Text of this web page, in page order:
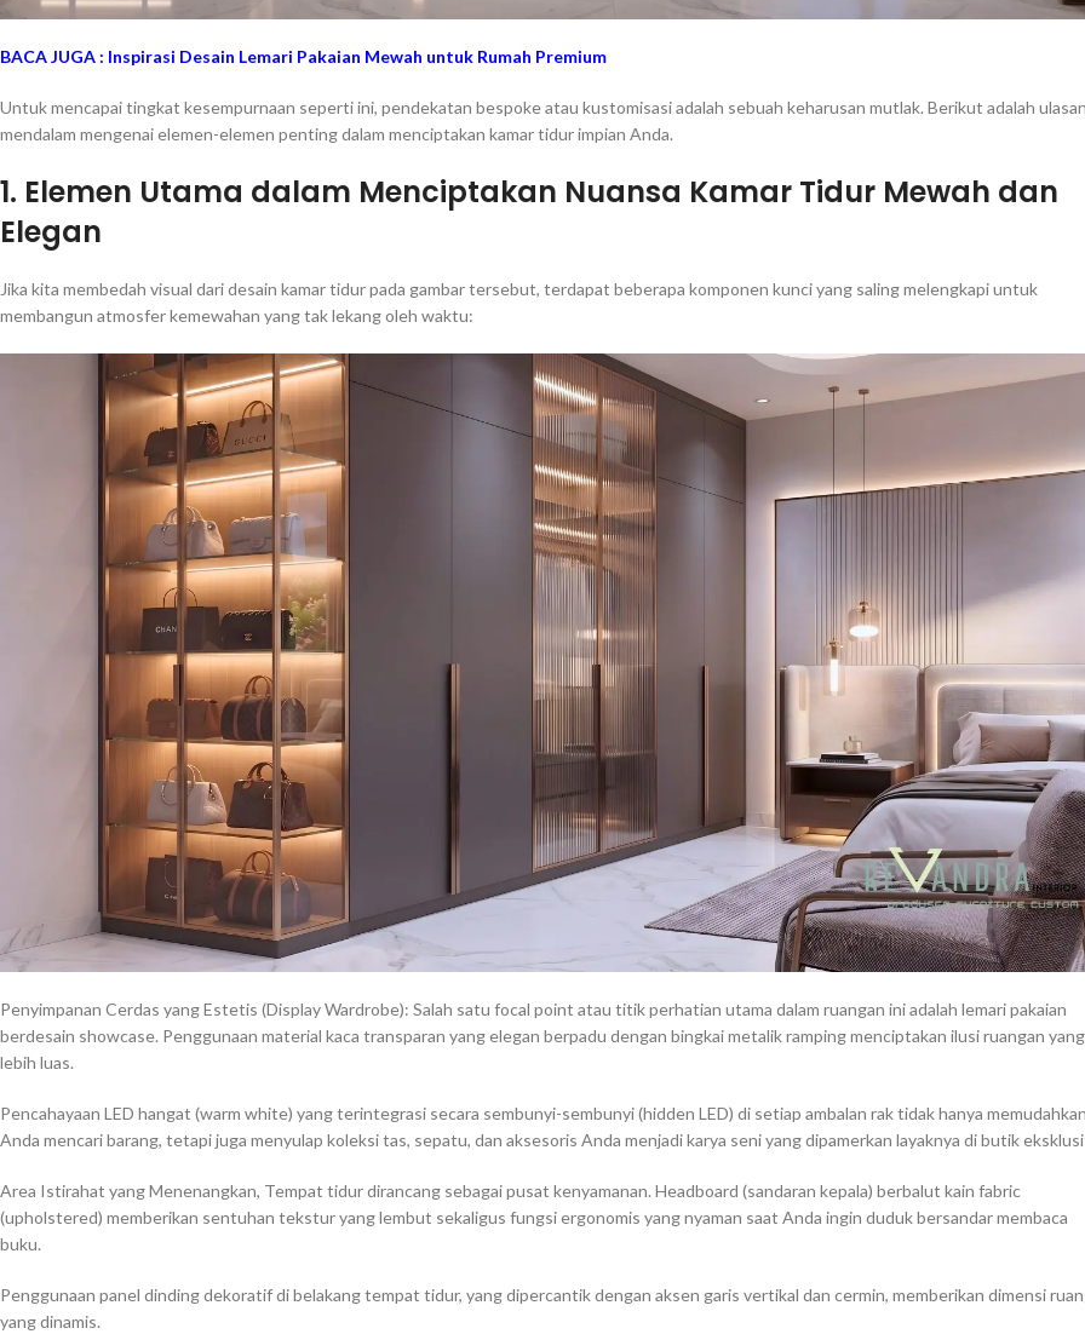
BACA JUGA : Inspirasi Desain Lemari Pakaian Mewah untuk Rumah Premium
Untuk mencapai tingkat kesempurnaan seperti ini, pendekatan bespoke atau kustomisasi adalah sebuah keharusan mutlak. Berikut adalah
mendalam mengenai elemen-elemen penting dalam menciptakan kamar tidur impian Anda.
1. Elemen Utama dalam Menciptakan Nuansa Kamar Tidur Mewah dan
Elegan
Jika kita membedah visual dari desain kamar tidur pada gambar tersebut, terdapat beberapa komponen kunci yang saling melengkapi untuk
membangun atmosfer kemewahan yang tak lekang oleh waktu:
Penyimpanan Cerdas yang Estetis (Display Wardrobe): Salah satu focal point atau titik perhatian utama dalam ruangan ini adalah lemari pakaian
berdesain showcase. Penggunaan material kaca transparan yang elegan berpadu dengan bingkai metalik ramping menciptakan ilusi ruangan yang
lebih luas.
Pencahayaan LED hangat (warm white) yang terintegrasi secara sembunyi-sembunyi (hidden LED) di setiap ambalan rak tidak hanya
Anda mencari barang, tetapi juga menyulap koleksi tas, sepatu, dan aksesoris Anda menjadi karya seni yang dipamerkan layaknya di butik
Area Istirahat yang Menenangkan, Tempat tidur dirancang sebagai pusat kenyamanan. Headboard (sandaran kepala) berbalut kain fabric
(upholstered) memberikan sentuhan tekstur yang lembut sekaligus fungsi ergonomis yang nyaman saat Anda ingin duduk bersandar membaca
buku.
Penggunaan panel dinding dekoratif di belakang tempat tidur, yang dipercantik dengan aksen garis vertikal dan cermin, memberikan dimensi
yang dinamis.